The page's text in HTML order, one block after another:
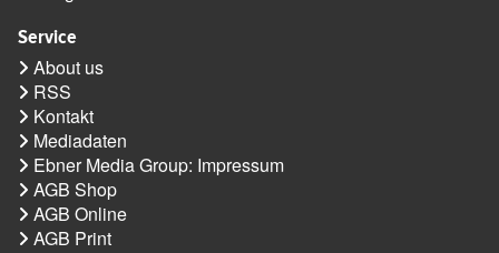
Service
About us
RSS
Kontakt
Mediadaten
Ebner Media Group: Impressum
AGB Shop
AGB Online
AGB Print